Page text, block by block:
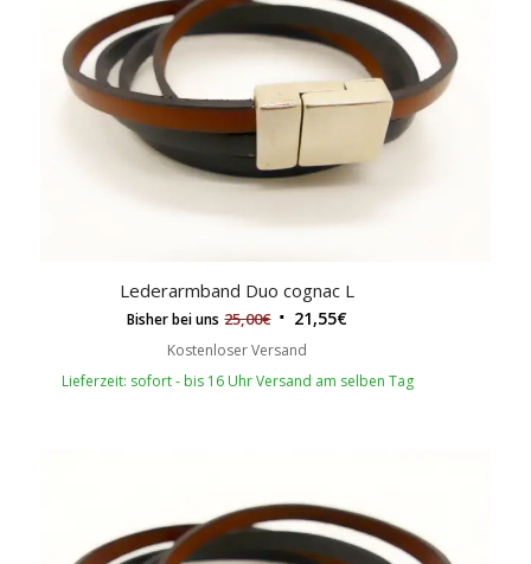
Lederarmband Duo cognac L
Bisher bei uns 25,00€ 21,55€
Kostenloser Versand
Lieferzeit: sofort - bis 16 Uhr Versand am selben Tag